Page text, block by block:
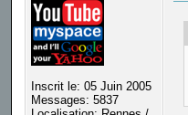
Inscrit le: 05 Juin 2005
Messages: 5837